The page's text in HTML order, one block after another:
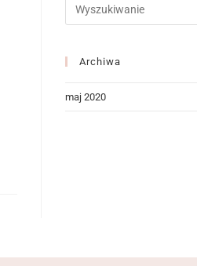
Archiwa
maj 2020